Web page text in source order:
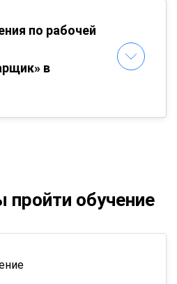
по рабочей
в
пройти обучение